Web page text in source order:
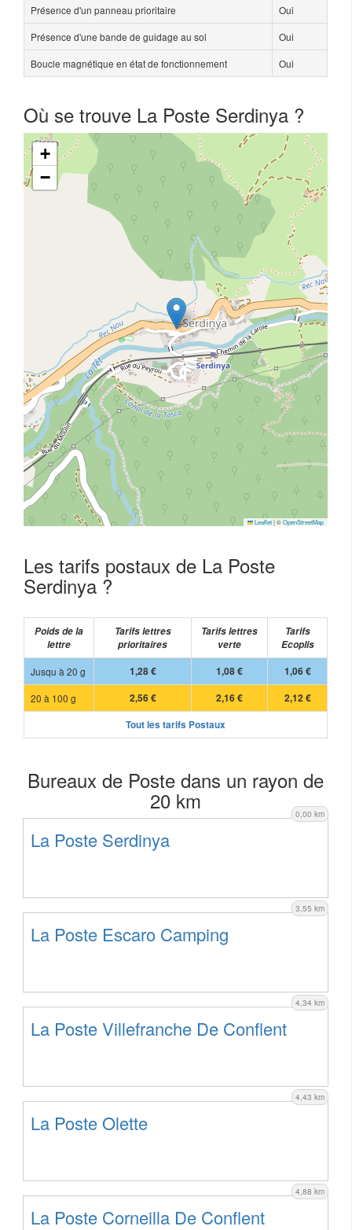
Présence d'un panneau prioritaire
Oui
Présence d'une bande de guidage au sol
Oui
Boucle magnétique en état de fonctionnement
Oui
Où se trouve La Poste Serdinya ?
+
−
Leaflet|©OpenStreetMap
Les tarifs postaux de La Poste
Serdinya ?
Poids de la
lettre
Tarifs lettres
prioritaires
Tarifs lettres
verte
Tarifs
Ecoplis
Jusqu à 20 g
1,28 € 1,08 €
1,06 €
20 à 100 g
2,56 € 2,16 €
2,12 €
Tout les tarifs Postaux
Bureaux de Poste dans un rayon de
20 km 0,00 km
La Poste Serdinya
3,55 km
La Poste Escaro Camping
4,34 km
La Poste Villefranche De Conflent
4,43 km
La Poste Olette
4,88 km
La Poste Corneilla De Conflent